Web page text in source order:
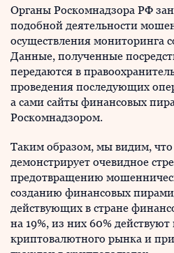
Органы Роскомнадзора РФ
подобной деятельности
осуществления мониторинга
Данные, полученные
передаются в
проведения последующих
а сами сайты финансовых
Роскомнадзором.
Таким образом, мы видим, что
демонстрирует очевидное
предотвращению
созданию финансовых
действующих в стране
на 19%, из них 60% действуют
криптовалютного рынка и